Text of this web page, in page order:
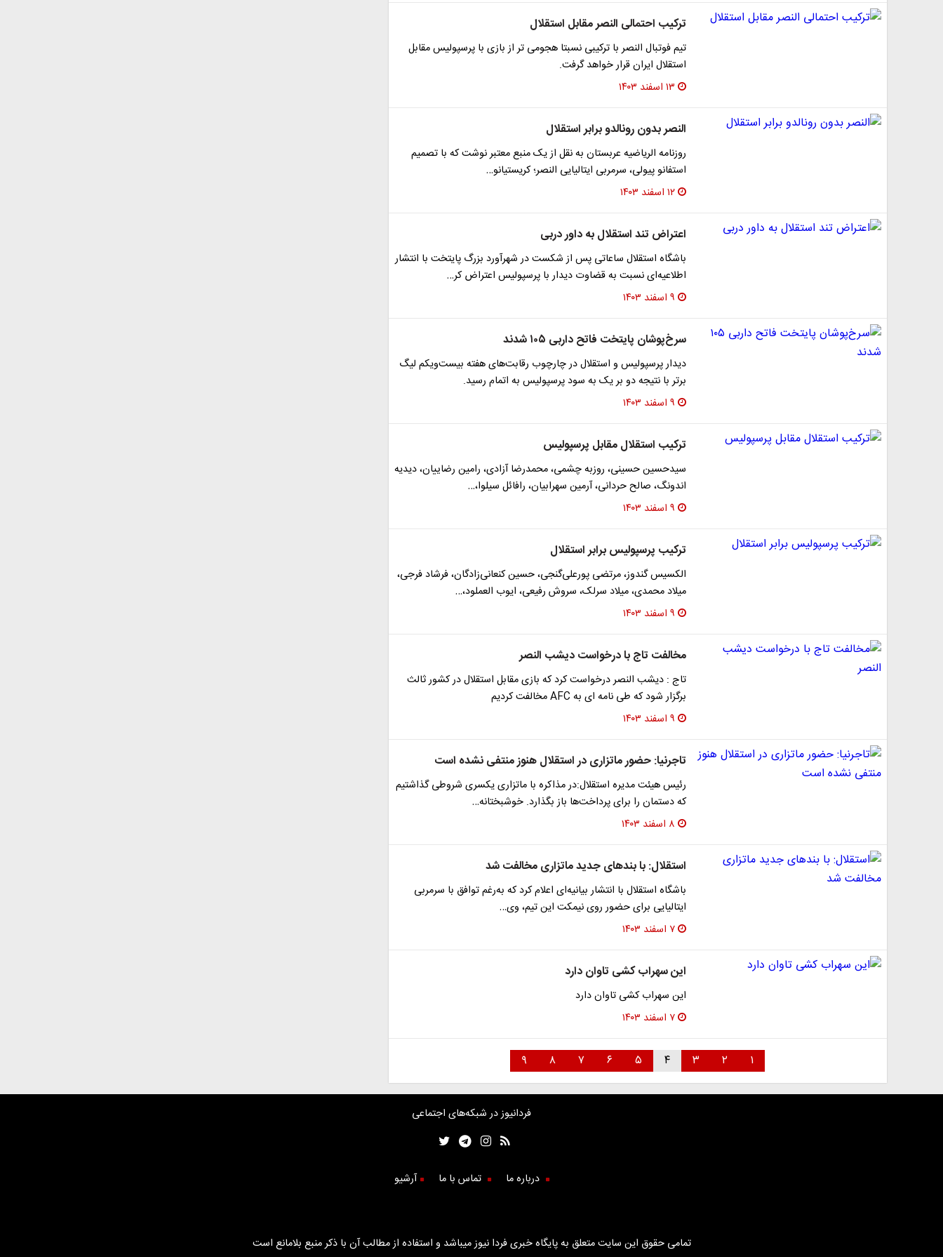
ترکیب احتمالی النصر مقابل استقلال
تیم فوتبال النصر با ترکیبی نسبتا هجومی تر از بازی با پرسپولیس مقابل
استقلال ایران قرار خواهد گرفت.
۱۳ اسفند ۱۴۰۳
النصر بدون رونالدو برابر استقلال
روزنامه الریاضیه عربستان به نقل از یک منبع معتبر نوشت که با تصمیم
استفانو پیولی، سرمربی ایتالیایی النصر؛ کریستیانو…
۱۲ اسفند ۱۴۰۳
اعتراض تند استقلال به داور دربی
باشگاه استقلال ساعاتی پس از شکست در شهرآورد بزرگ پایتخت با انتشار
اطلاعیه‌ای نسبت به قضاوت دیدار با پرسپولیس اعتراض کر…
۹ اسفند ۱۴۰۳
سرخ‌پوشان پایتخت فاتح داربی ۱۰۵ شدند
دیدار پرسپولیس و استقلال در چارچوب رقابت‌های هفته بیست‌ویکم لیگ
برتر با نتیجه دو بر یک به سود پرسپولیس به اتمام رسید.
۹ اسفند ۱۴۰۳
ترکیب استقلال مقابل پرسپولیس
سیدحسین حسینی، روزبه چشمی، محمدرضا آزادی، رامین رضاییان، دیدیه
اندونگ، صالح حردانی، آرمین سهرابیان، رافائل سیلوا،…
۹ اسفند ۱۴۰۳
ترکیب پرسپولیس برابر استقلال
الکسیس گندوز، مرتضی پورعلی‌گنجی، حسین کنعانی‌زادگان، فرشاد فرجی،
میلاد محمدی، میلاد سرلک، سروش رفیعی، ایوب العملود،…
۹ اسفند ۱۴۰۳
مخالفت تاج با درخواست دیشب النصر
تاج : دیشب النصر درخواست کرد که بازی مقابل استقلال در کشور ثالث
برگزار شود که طی نامه ای به AFC مخالفت کردیم
۹ اسفند ۱۴۰۳
تاجرنیا: حضور ماتزاری در استقلال هنوز منتفی نشده است
رئیس هیئت مدیره استقلال:در مذاکره با ماتزاری یکسری شروطی گذاشتیم
که دستمان را برای پرداخت‌ها باز بگذارد. خوشبختانه…
۸ اسفند ۱۴۰۳
استقلال: با بندهای جدید ماتزاری مخالفت شد
باشگاه استقلال با انتشار بیانیه‌ای اعلام کرد که به‌رغم توافق با سرمربی
ایتالیایی برای حضور روی نیمکت این تیم، وی…
۷ اسفند ۱۴۰۳
این سهراب کشی تاوان دارد
این سهراب کشی تاوان دارد
۷ اسفند ۱۴۰۳
۱ ۲ ۳ ۴ ۵ ۶ ۷ ۸ ۹
فردانیوز در شبکه‌های اجتماعی
درباره ما تماس با ما آرشیو
تمامی حقوق این سایت متعلق به پایگاه خبری فردا نیوز میباشد و استفاده از مطالب آن با ذکر منبع بلامانع است